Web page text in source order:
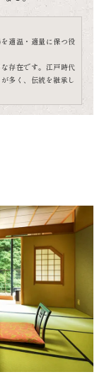
適温・適量に保つ役
存在です。江戸時代
多く、伝統を継承し